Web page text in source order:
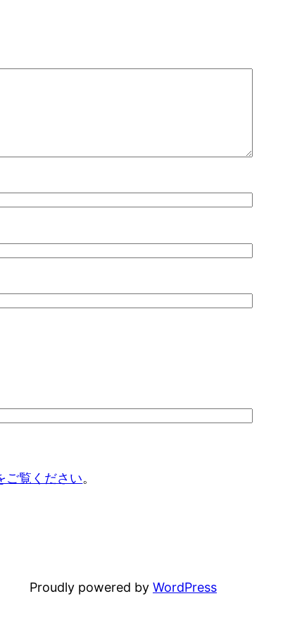
ご覧ください。
Proudly powered by WordPress